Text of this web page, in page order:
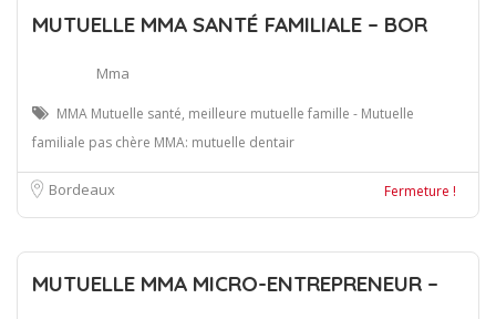
MUTUELLE MMA SANTÉ FAMILIALE – BOR
Mma
MMA Mutuelle santé, meilleure mutuelle famille - Mutuelle
familiale pas chère MMA: mutuelle dentair
Bordeaux Fermeture !
MUTUELLE MMA MICRO-ENTREPRENEUR –